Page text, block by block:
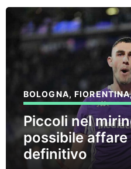
BOLOGNA,FIORENTINA
Piccoli nel
possibile
definitivo